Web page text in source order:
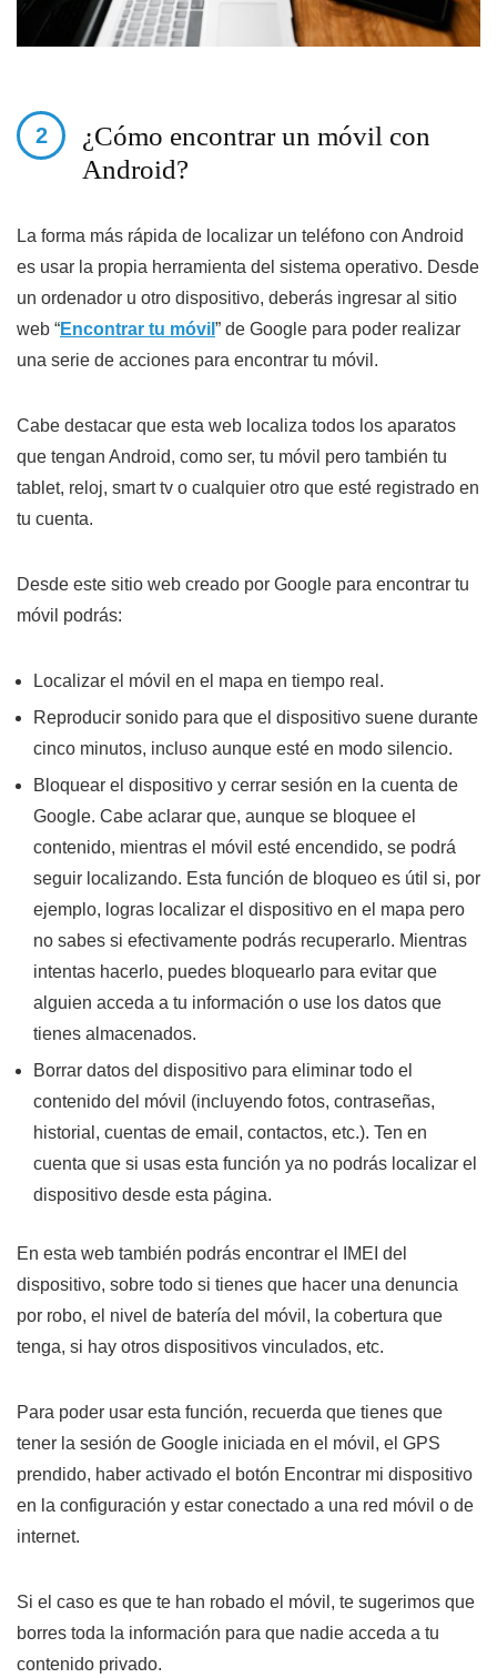
¿Cómo encontrar un móvil con
Android?
La forma más rápida de localizar un teléfono con Android
es usar la propia herramienta del sistema operativo. Desde
un ordenador u otro dispositivo, deberás ingresar al sitio
web “Encontrar tu móvil ” de Google para poder realizar
una serie de acciones para encontrar tu móvil.
Cabe destacar que esta web localiza todos los aparatos
que tengan Android, como ser, tu móvil pero también tu
tablet, reloj, smart tv o cualquier otro que esté registrado en
tu cuenta.
Desde este sitio web creado por Google para encontrar tu
móvil podrás:
Localizar el móvil en el mapa en tiempo real.
Reproducir sonido para que el dispositivo suene durante
cinco minutos, incluso aunque esté en modo silencio.
Bloquear el dispositivo y cerrar sesión en la cuenta de
Google. Cabe aclarar que, aunque se bloquee el
contenido, mientras el móvil esté encendido, se podrá
seguir localizando. Esta función de bloqueo es útil si, por
ejemplo, logras localizar el dispositivo en el mapa pero
no sabes si efectivamente podrás recuperarlo. Mientras
intentas hacerlo, puedes bloquearlo para evitar que
alguien acceda a tu información o use los datos que
tienes almacenados.
Borrar datos del dispositivo para eliminar todo el
contenido del móvil (incluyendo fotos, contraseñas,
historial, cuentas de email, contactos, etc.). Ten en
cuenta que si usas esta función ya no podrás localizar el
dispositivo desde esta página.
En esta web también podrás encontrar el IMEI del
dispositivo, sobre todo si tienes que hacer una denuncia
por robo, el nivel de batería del móvil, la cobertura que
tenga, si hay otros dispositivos vinculados, etc.
Para poder usar esta función, recuerda que tienes que
tener la sesión de Google iniciada en el móvil, el GPS
prendido, haber activado el botón Encontrar mi dispositivo
en la configuración y estar conectado a una red móvil o de
internet.
Si el caso es que te han robado el móvil, te sugerimos que
borres toda la información para que nadie acceda a tu
contenido privado.